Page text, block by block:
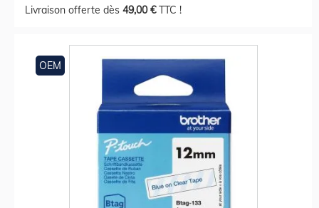
Livraison offerte dès 49,00 €TTC !
OEM